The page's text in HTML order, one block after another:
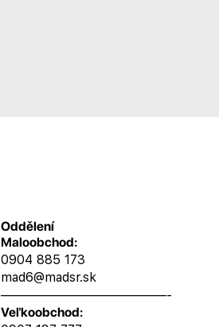
Oddělení
Maloobchod:
0904 885 173
mad6@madsr.sk
—————————————-
Veľkoobchod: